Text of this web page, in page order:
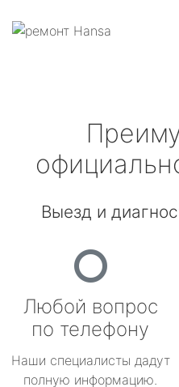
Выезд и
Любой вопрос
по телефону
Наши специалисты дадут
полную информацию.